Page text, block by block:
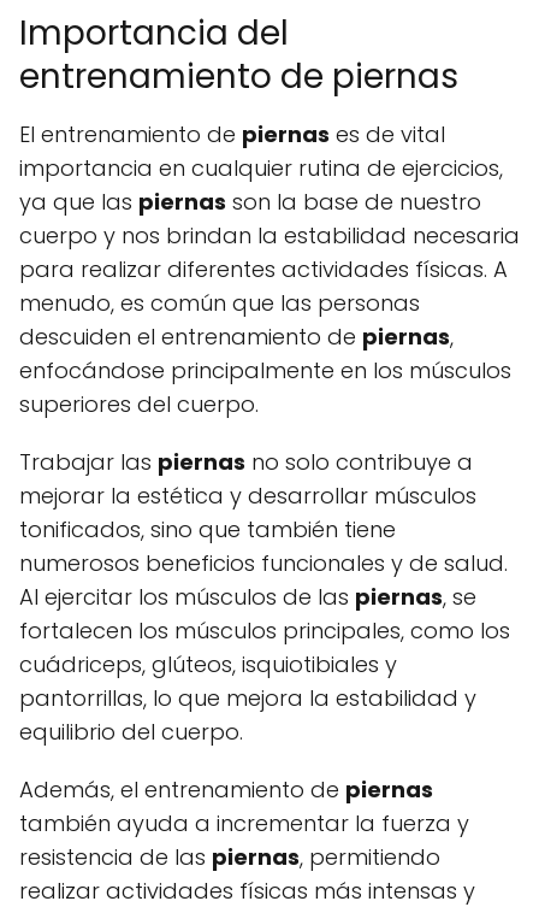
Importancia del
entrenamiento de piernas
El entrenamiento de piernas es de vital
importancia en cualquier rutina de ejercicios,
ya que las piernas son la base de nuestro
cuerpo y nos brindan la estabilidad necesaria
para realizar diferentes actividades físicas. A
menudo, es común que las personas
descuiden el entrenamiento de piernas,
enfocándose principalmente en los músculos
superiores del cuerpo.
Trabajar las piernas no solo contribuye a
mejorar la estética y desarrollar músculos
tonificados, sino que también tiene
numerosos beneficios funcionales y de salud.
Al ejercitar los músculos de las piernas, se
fortalecen los músculos principales, como los
cuádriceps, glúteos, isquiotibiales y
pantorrillas, lo que mejora la estabilidad y
equilibrio del cuerpo.
Además, el entrenamiento de piernas
también ayuda a incrementar la fuerza y
resistencia de las piernas, permitiendo
realizar actividades físicas más intensas y